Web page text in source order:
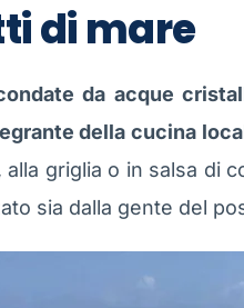
di mare
da acque
della cucina
griglia o in salsa di
sia dalla gente del